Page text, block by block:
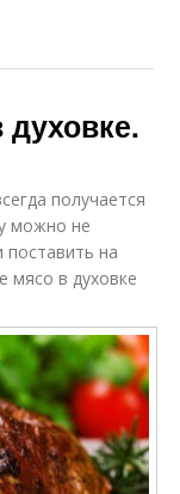
получается
можно не
на
мясо в духовке